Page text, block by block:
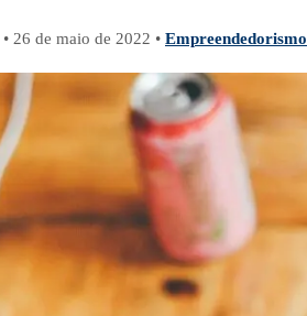
• 26 de maio de 2022 • Empreendedorismo